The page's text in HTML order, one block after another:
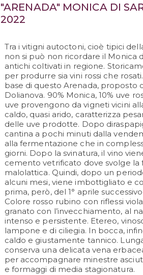
"ARENADA" MONICA DI
2022
Tra i vitigni autoctoni, cioè tipici
non si può non ricordare il Monica
antichi coltivati in regione.
per produrre sia vini rossi che
base di questo Arenada, proposto
Dolianova. 90% Monica, 10% uve
uve provengono da vigneti vicini
caldo, quasi arido, caratterizza
delle uve prodotte. Dopo
cantina a pochi minuti dalla
alla fermentazione che in
giorni. Dopo la svinatura, il vino
cemento vetrificato dove svolge la
malolattica. Quindi, dopo un
alcuni mesi, viene imbottigliato e
prima, però, del 1° aprile
Colore rosso rubino con riflessi
granato con l’invecchiamento, al
intenso e persistente. Etereo,
lampone e di ciliegia. In bocca,
caldo e giustamente tannico.
conserva una delicata vena
per accompagnare minestre
e formaggi di media stagionatura.